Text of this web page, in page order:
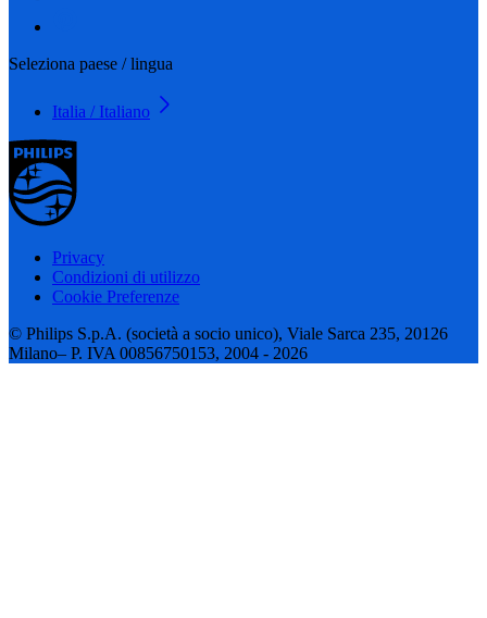
Seleziona paese / lingua
Italia / Italiano
Privacy
Condizioni di utilizzo
Cookie Preferenze
© Philips S.p.A. (società a socio unico), Viale Sarca 235, 20126
Milano– P. IVA 00856750153, 2004 - 2026